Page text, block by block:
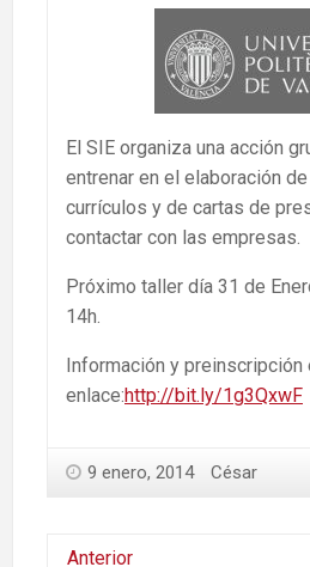
El SIE organiza una acción
entrenar en el elaboración
currículos y de cartas de
contactar con las empresas.
Próximo taller día 31 de
14h.
Información y preinscripción
enlace:http://bit.ly/1g3QxwF
9 enero, 2014 César
Anterior